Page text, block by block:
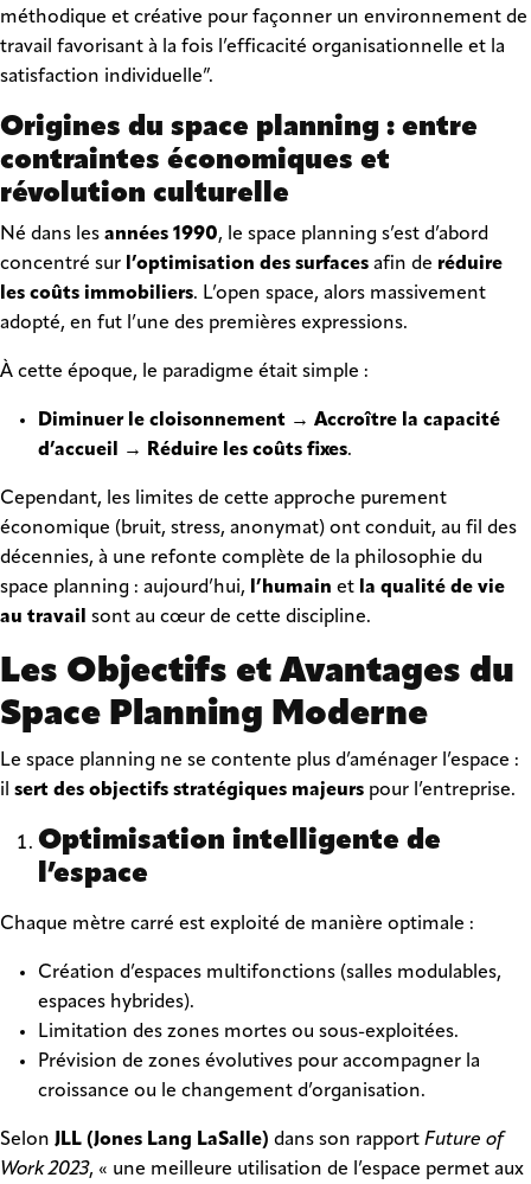
méthodique et créative pour façonner un environnement de
travail favorisant à la fois l’efficacité organisationnelle et la
satisfaction individuelle”.
Origines du space planning : entre
contraintes économiques et
révolution culturelle
Né dans les années 1990, le space planning s’est d’abord
concentré sur l’optimisation des surfaces afin de réduire
les coûts immobiliers. L’open space, alors massivement
adopté, en fut l’une des premières expressions.
À cette époque, le paradigme était simple :
Diminuer le cloisonnement → Accroître la capacité
d’accueil
→ Réduire les coûts fixes.
Cependant, les limites de cette approche purement
économique (bruit, stress, anonymat) ont conduit, au fil des
décennies, à une refonte complète de la philosophie du
space planning : aujourd’hui,
l’humain et la qualité de vie
au travail
sont au cœur de cette discipline.
Les Objectifs et Avantages du
Space Planning Moderne
Le space planning ne se contente plus d’aménager l’espace :
il sert des objectifs stratégiques majeurs pour l’entreprise.
Optimisation intelligente de
l’espace
Chaque mètre carré est exploité de manière optimale :
Création d’espaces multifonctions (salles modulables,
espaces hybrides).
Limitation des zones mortes ou sous-exploitées.
Prévision de zones évolutives pour accompagner la
croissance ou le changement d’organisation.
Selon JLL (Jones Lang LaSalle) dans son rapport Future of
Work 2023, « une meilleure utilisation de l’espace permet aux